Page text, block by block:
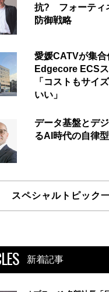
抗? フォーティ
防御戦略
愛媛CATVが集
Edgecore ECS
「コストもサイ
いい」
データ基盤とデ
るAI時代の自律
スペシャルトピック
新着記事